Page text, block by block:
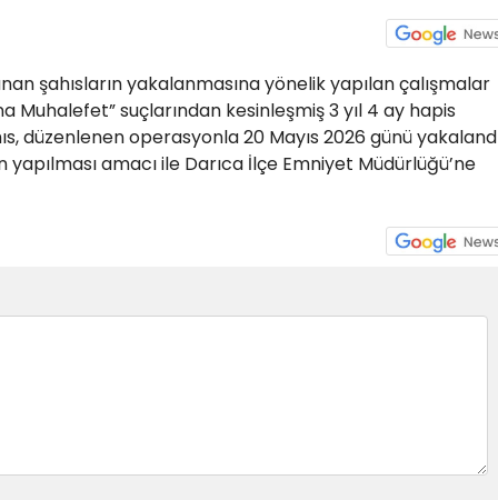
şahısların yakalanmasına yönelik yapılan çalışmalar
Muhalefet” suçlarından kesinleşmiş 3 yıl 4 ay hapis
düzenlenen operasyonla 20 Mayıs 2026 günü
amacı ile Darıca İlçe Emniyet Müdürlüğü’ne